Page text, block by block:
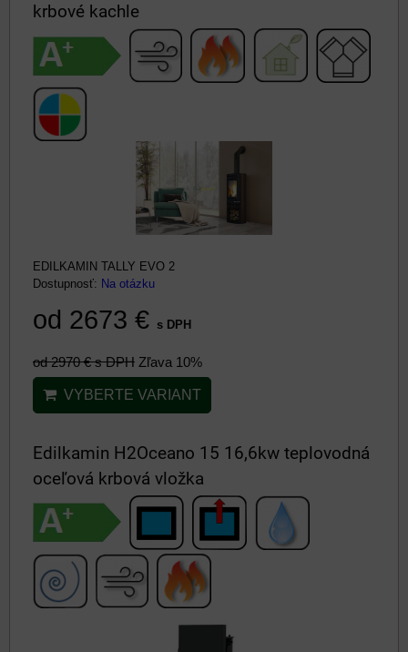
krbové kachle
EDILKAMIN TALLY EVO 2
Dostupnosť: Na otázku
od 2673 € s DPH
od 2970 €s DPH Zľava 10%
VYBERTE VARIANT
Edilkamin H2Oceano 15 16,6kw teplovodná
oceľová krbová vložka